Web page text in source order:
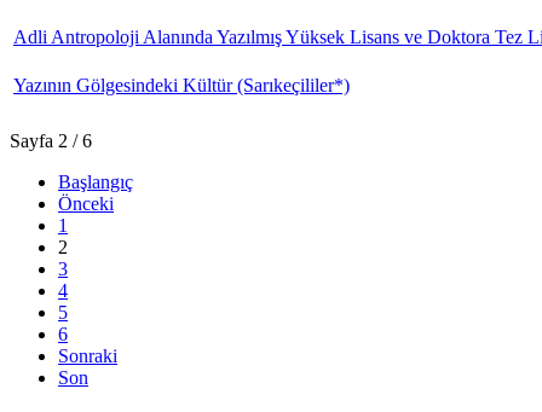
Adli Antropoloji Alanında Yazılmış Yüksek Lisans ve Doktora Tez
Yazının Gölgesindeki Kültür (Sarıkeçililer*)
Sayfa 2 / 6
Başlangıç
Önceki
1
2
3
4
5
6
Sonraki
Son